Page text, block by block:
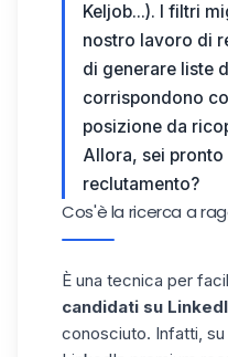
Keljob...). I filtri
nostro lavoro di
di generare liste
corrispondono
posizione da
Allora, sei pronto
reclutamento?
Cos'è la ricerca a
È una tecnica per
candidati su
conosciuto. Infatti, su